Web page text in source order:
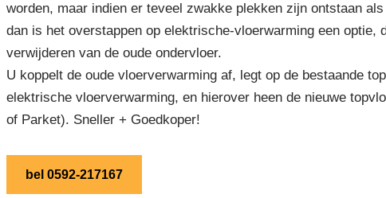
worden, maar indien er teveel zwakke plekken zijn ontstaan
dan is het overstappen op elektrische-vloerwarming een optie,
verwijderen van de oude ondervloer.
U koppelt de oude vloerverwarming af, legt op de bestaande
elektrische vloerverwarming, en hierover heen de nieuwe
of Parket). Sneller + Goedkoper!
bel 0592-217167